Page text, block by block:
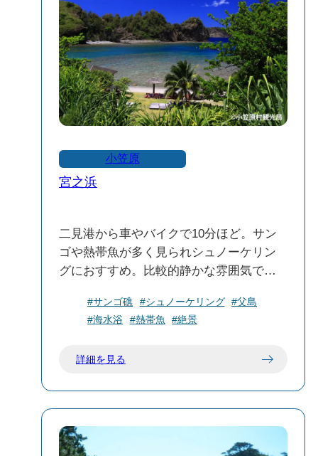
小笠原
宮之浜
二見港から車やバイクで10分ほど。サン
ゴや熱帯魚が多く見られシュノーケリン
グにおすすめ。比較的静かな雰囲気でリ
#サンゴ礁 #シュノーケリング #父島
#海水浴
#熱帯魚 #絶景
詳細を見る